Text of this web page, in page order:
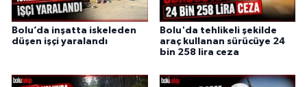
Bolu’da inşatta iskeleden
düşen işçi yaralandı
Bolu'da tehlikeli şekilde
araç kullanan sürücüye 24
bin 258 lira ceza